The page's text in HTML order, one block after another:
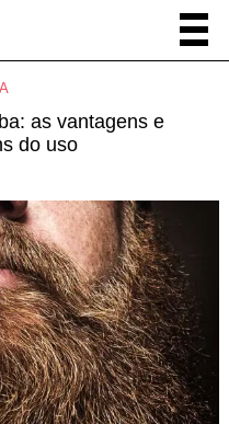
as vantagens e
do uso